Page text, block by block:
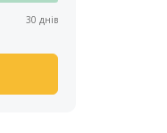
30 днів